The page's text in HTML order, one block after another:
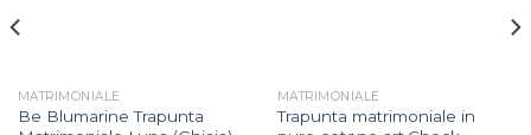
MATRIMONIALE
Be Blumarine Trapunta
MATRIMONIALE
Trapunta matrimoniale in